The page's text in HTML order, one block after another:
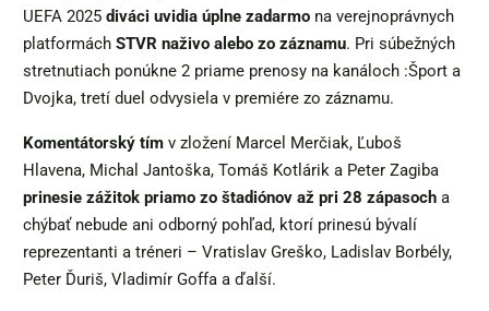
UEFA 2025 diváci uvidia úplne zadarmo na verejnoprávnych
platformách STVR naživo alebo zo záznamu. Pri súbežných
stretnutiach ponúkne 2 priame prenosy na kanáloch :Šport a
Dvojka, tretí duel odvysiela v premiére zo záznamu.
Komentátorský tím v zložení Marcel Merčiak, Ľuboš
Hlavena, Michal Jantoška, Tomáš Kotlárik a Peter Zagiba
prinesie zážitok priamo zo štadiónov až pri 28 zápasoch a
chýbať nebude ani odborný pohľad, ktorí prinesú bývalí
reprezentanti a tréneri – Vratislav Greško, Ladislav Borbély,
Peter Ďuriš, Vladimír Goffa a ďalší.